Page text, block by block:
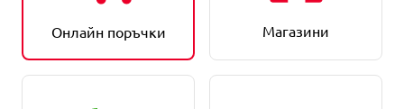
Онлайн поръчки Магазини